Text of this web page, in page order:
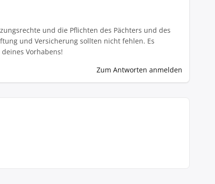
und die Pflichten des Pächters und des
und Versicherung sollten nicht fehlen. Es
Vorhabens!
Zum Antworten anmelden